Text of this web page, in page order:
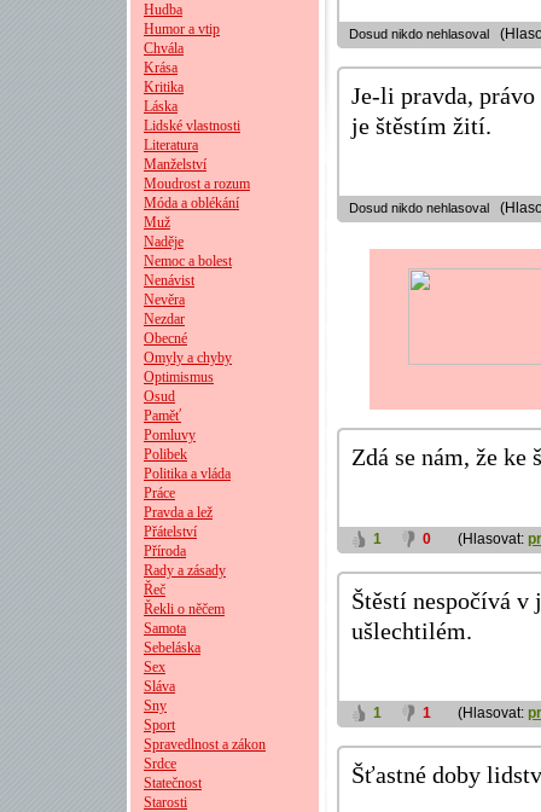
Hudba
Humor a vtip
Chvála
Krása
Kritika
Láska
Lidské vlastnosti
Literatura
Manželství
Moudrost a rozum
Móda a oblékání
Muž
Naděje
Nemoc a bolest
Nenávist
Nevěra
Nezdar
Obecné
Omyly a chyby
Optimismus
Osud
Paměť
Pomluvy
Polibek
Politika a vláda
Práce
Pravda a lež
Přátelství
Příroda
Rady a zásady
Řeč
Řekli o něčem
Samota
Sebeláska
Sex
Sláva
Sny
Sport
Spravedlnost a zákon
Srdce
Statečnost
Starosti
Dosud nikdo nehlasoval
Je-li pravda, právo
je štěstím žití.
Dosud nikdo nehlasoval
Zdá se nám, že ke
1 0 (Hlasovat:
Štěstí nespočívá v
ušlechtilém.
1 1 (Hlasovat:
Šťastné doby